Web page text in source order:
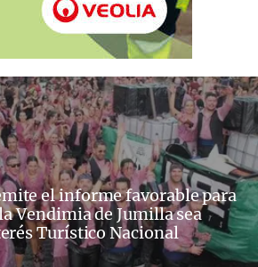
el informe favorable para
Vendimia de Jumilla sea
Turístico Nacional